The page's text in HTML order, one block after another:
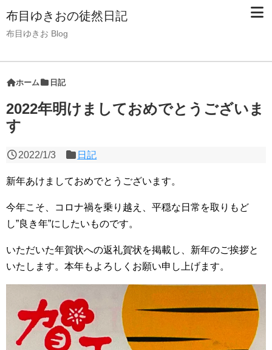
布目ゆきおの徒然日記
布目ゆきお Blog
ホーム 日記
2022年明けましておめでとうございま
す
2022/1/3 日記
新年あけましておめでとうございます。
今年こそ、コロナ禍を乗り越え、平穏な日常を取りもど
し”良き年”にしたいものです。
いただいた年賀状への返礼賀状を掲載し、新年のご挨拶と
いたします。本年もよろしくお願い申し上げます。